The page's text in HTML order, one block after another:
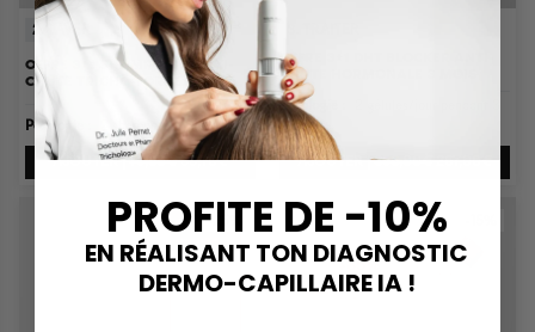
2. LAVER
OFFRE 3+1 SHAMPOING ANTI-
CHUTE TRICHO-FORCE PH5
Posologie : 2 shampoings par lavage
AJOUTER |79,60€ 59,70€
OFFRE 3+1 DHT BLOCKER ANTI-
CHUTE HORMONALE 3 MOIS
Posologie :
mois
AJOUTER |356,00€ 267,00€
-25%
PROFITE DE -10%
EN RÉALISANT TON DIAGNOSTIC
DERMO-CAPILLAIRE IA !